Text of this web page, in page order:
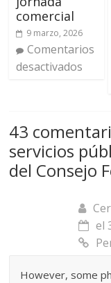
comercial
9 marzo, 2026
Comentarios
desactivados
43
servicios
del Consejo
el
However, some